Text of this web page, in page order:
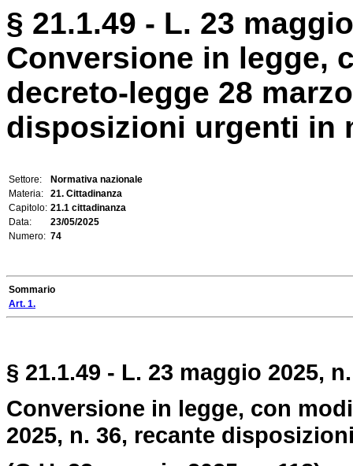
§ 21.1.49 - L. 23
Conversione in legge,
decreto-legge 28
disposizioni urgenti in
Settore:
Normativa nazionale
Materia:
21. Cittadinanza
Capitolo: 21.1 cittadinanza
Data:
23/05/2025
Numero: 74
Sommario
Art. 1.
§ 21.1.49 - L. 23 maggio 2025,
Conversione in legge, con
2025, n. 36, recante